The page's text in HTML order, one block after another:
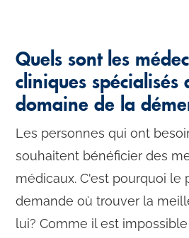
Quels sont les
cliniques spécialisés
domaine de la
Les personnes qui ont
souhaitent bénéficier des
médicaux. C'est pourquoi le
demande où trouver la
lui? Comme il est